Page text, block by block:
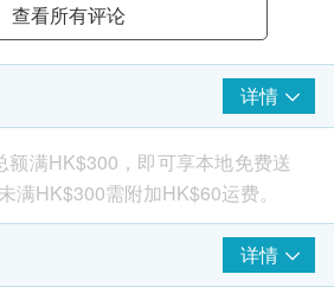
查看所有评论
详情
额满HK$300，即可享本地免费送
满HK$300需附加HK$60运费。
年的熬工法，让传统滴鸡精营养
详情